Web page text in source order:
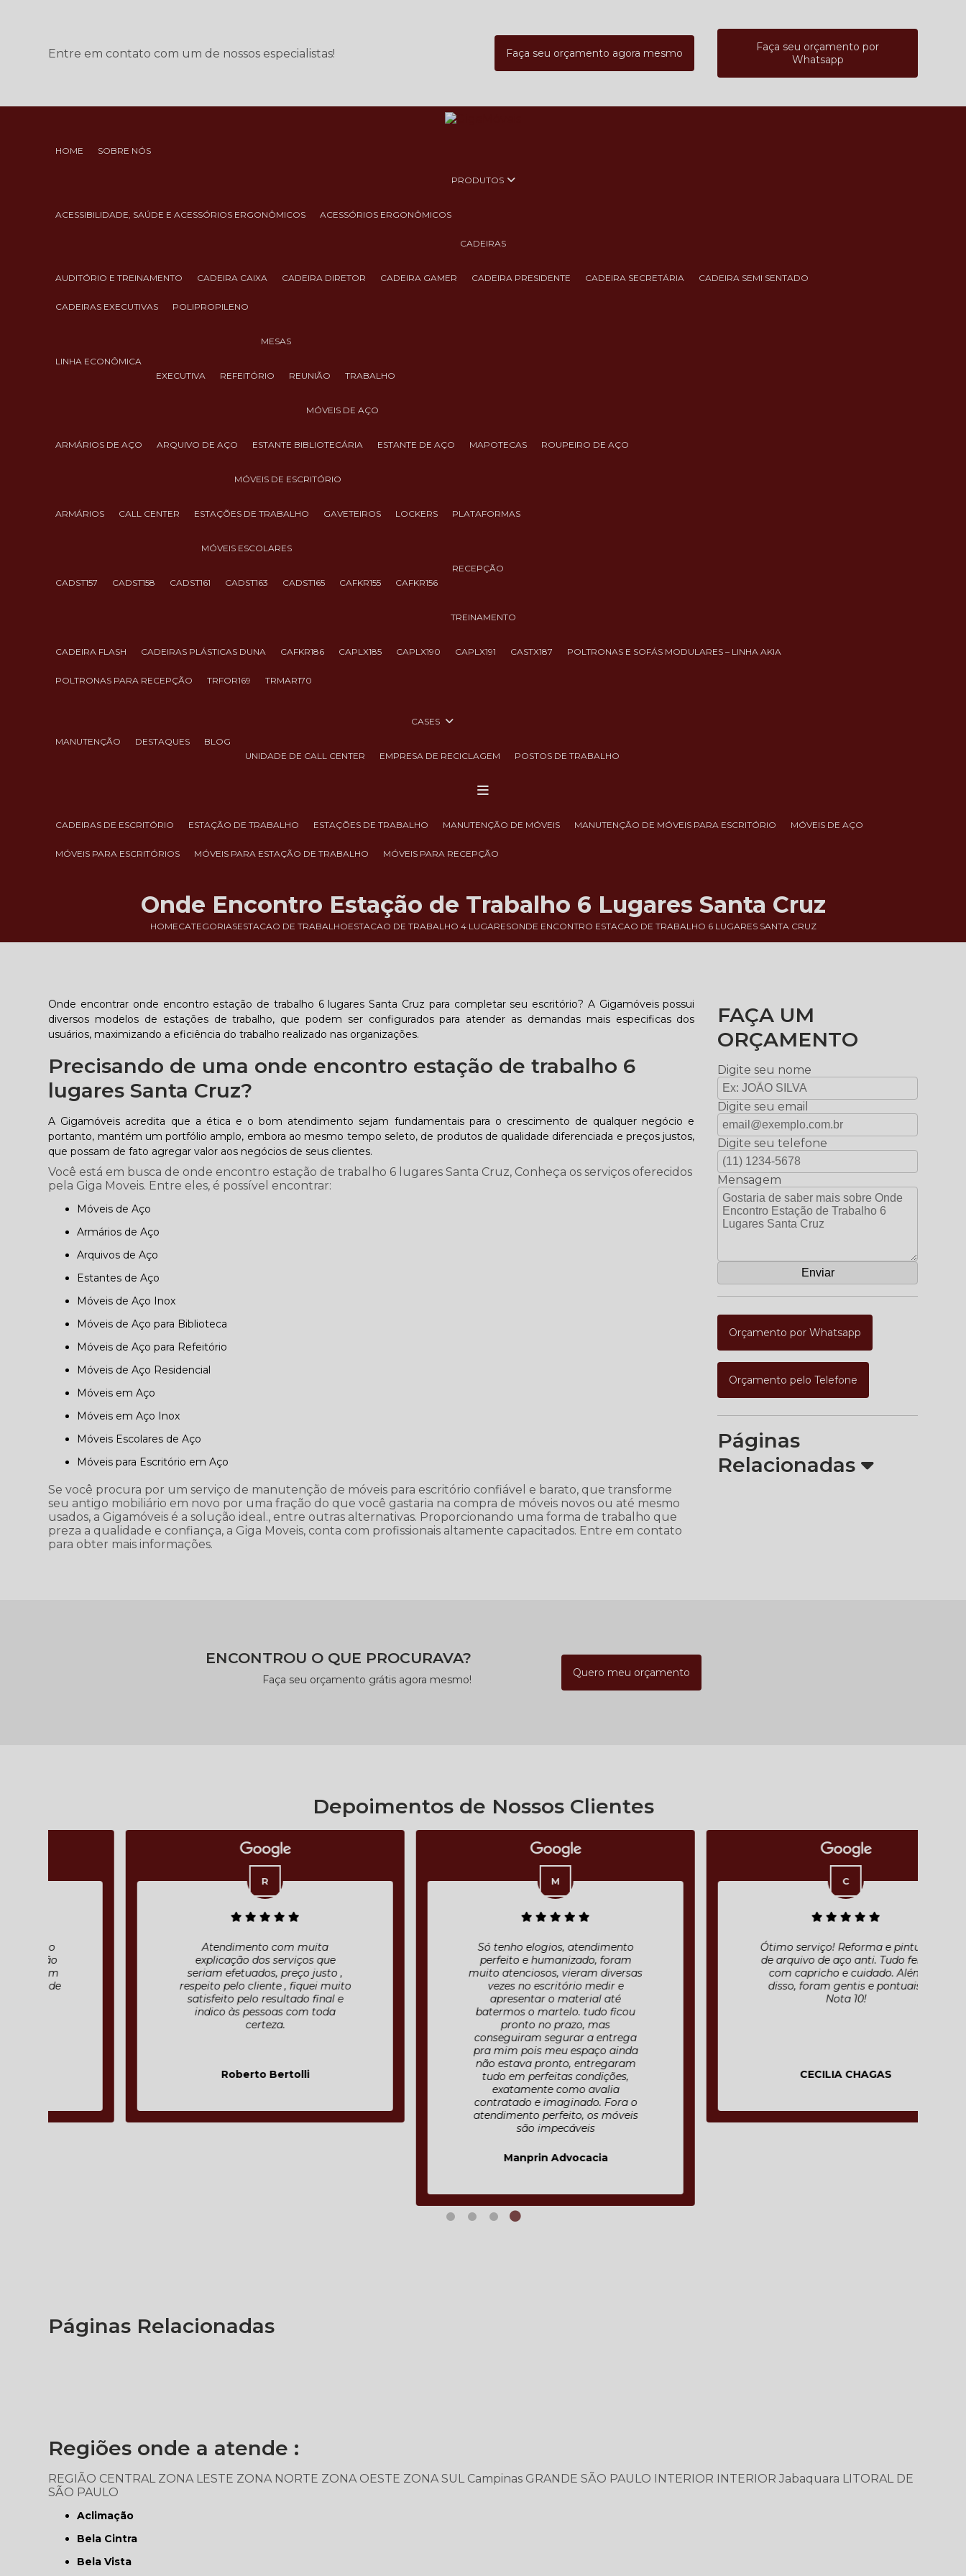
Entre em contato com um de nossos especialistas! Faça seu orçamento agora mesmo
Faça seu orçamento por
Whatsapp
HOME SOBRE NÓS
PRODUTOS
ACESSIBILIDADE, SAÚDE E ACESSÓRIOS ERGONÔMICOS ACESSÓRIOS ERGONÔMICOS
CADEIRAS
AUDITÓRIO E TREINAMENTO CADEIRA CAIXA CADEIRA DIRETOR CADEIRA GAMER CADEIRA PRESIDENTE CADEIRA SECRETÁRIA CADEIRA SEMI SENTADO
CADEIRAS EXECUTIVAS POLIPROPILENO
LINHA ECONÔMICA
MESAS
EXECUTIVA REFEITÓRIO REUNIÃO TRABALHO
MÓVEIS DE AÇO
ARMÁRIOS DE AÇO ARQUIVO DE AÇO ESTANTE BIBLIOTECÁRIA ESTANTE DE AÇO MAPOTECAS ROUPEIRO DE AÇO
MÓVEIS DE ESCRITÓRIO
ARMÁRIOS CALL CENTER ESTAÇÕES DE TRABALHO GAVETEIROS LOCKERS PLATAFORMAS
MÓVEIS ESCOLARES
CADST157 CADST158 CADST161 CADST163 CADST165 CAFKR155 CAFKR156
RECEPÇÃO
TREINAMENTO
CADEIRA FLASH CADEIRAS PLÁSTICAS DUNA CAFKR186 CAPLX185 CAPLX190 CAPLX191 CASTX187 POLTRONAS E SOFÁS MODULARES – LINHA AKIA
POLTRONAS PARA RECEPÇÃO TRFOR169 TRMAR170
MANUTENÇÃO DESTAQUES BLOG
CASES
UNIDADE DE CALL CENTER EMPRESA DE RECICLAGEM POSTOS DE TRABALHO
CADEIRAS DE ESCRITÓRIO ESTAÇÃO DE TRABALHO ESTAÇÕES DE TRABALHO MANUTENÇÃO DE MÓVEIS MANUTENÇÃO DE MÓVEIS PARA ESCRITÓRIO MÓVEIS DE AÇO
MÓVEIS PARA ESCRITÓRIOS MÓVEIS PARA ESTAÇÃO DE TRABALHO MÓVEIS PARA RECEPÇÃO
HOMECATEGORIASESTACAO DE TRABALHOESTACAO DE TRABALHO 4 LUGARESONDE ENCONTRO ESTACAO DE TRABALHO 6 LUGARES SANTA CRUZ
Onde Encontro Estação de Trabalho 6 Lugares Santa Cruz
Onde encontrar onde encontro estação de trabalho 6 lugares Santa Cruz para completar seu escritório? A Gigamóveis possui
diversos modelos de estações de trabalho, que podem ser configurados para atender as demandas mais especificas dos
usuários, maximizando a eficiência do trabalho realizado nas organizações.
Precisando de uma onde encontro estação de trabalho 6
lugares Santa Cruz?
A Gigamóveis acredita que a ética e o bom atendimento sejam fundamentais para o crescimento de qualquer negócio e
portanto, mantém um portfólio amplo, embora ao mesmo tempo seleto, de produtos de qualidade diferenciada e preços justos,
que possam de fato agregar valor aos negócios de seus clientes.
Você está em busca de onde encontro estação de trabalho 6 lugares Santa Cruz, Conheça os serviços oferecidos
pela Giga Moveis. Entre eles, é possível encontrar:
Móveis de Aço
Armários de Aço
Arquivos de Aço
Estantes de Aço
Móveis de Aço Inox
Móveis de Aço para Biblioteca
Móveis de Aço para Refeitório
Móveis de Aço Residencial
Móveis em Aço
Móveis em Aço Inox
Móveis Escolares de Aço
Móveis para Escritório em Aço
Se você procura por um serviço de manutenção de móveis para escritório confiável e barato, que transforme
seu antigo mobiliário em novo por uma fração do que você gastaria na compra de móveis novos ou até mesmo
usados, a Gigamóveis é a solução ideal., entre outras alternativas. Proporcionando uma forma de trabalho que
preza a qualidade e confiança, a Giga Moveis, conta com profissionais altamente capacitados. Entre em contato
para obter mais informações.
FAÇA UM
ORÇAMENTO
Digite seu nome
Digite seu email
Digite seu telefone
Mensagem
Orçamento por Whatsapp
Orçamento pelo Telefone
Páginas
Relacionadas
ENCONTROU O QUE PROCURAVA?
Faça seu orçamento grátis agora mesmo!
Quero meu orçamento
Depoimentos de Nossos Clientes
Atendimento com muita
explicação dos serviços que
seriam efetuados, preço justo ,
respeito pelo cliente , fiquei muito
satisfeito pelo resultado final e
indico às pessoas com toda
Roberto Bertolli
Só tenho elogios, atendimento
perfeito e humanizado, foram
muito atenciosos, vieram diversas
vezes no escritório medir e
apresentar o material até
batermos o martelo. tudo ficou
pronto no prazo, mas
conseguiram segurar a entrega
pra mim pois meu espaço ainda
não estava pronto, entregaram
tudo em perfeitas condições,
exatamente como avalia
contratado e imaginado. Fora o
atendimento perfeito, os móveis
são impecáveis
Manprin Advocacia
Ótimo serviço! Reforma e pintura
de arquivo de aço anti. Tudo feito
com capricho e cuidado. Além
disso, foram gentis e pontuais.
CECILIA CHAGAS
Páginas Relacionadas
Regiões onde a atende :
REGIÃO CENTRAL ZONA LESTE ZONA NORTE ZONA OESTE ZONA SUL Campinas GRANDE SÃO PAULO INTERIOR INTERIOR Jabaquara LITORAL DE
SÃO PAULO
Aclimação
Bela Cintra
Bela Vista